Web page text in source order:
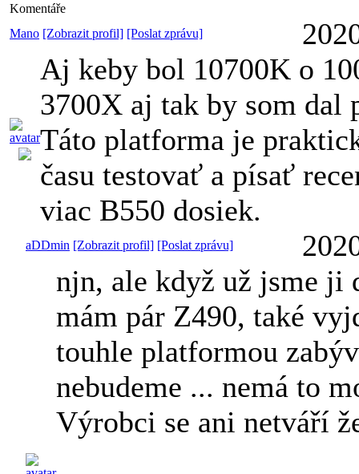
Komentáře
Mano [Zobrazit profil] [Poslat zprávu]
Aj keby bol 10700K o
3700X aj tak by som dal
Táto platforma je
času testovať a písať
viac B550 dosiek.
aDDmin [Zobrazit profil] [Poslat zprávu]
njn, ale když už jsme ji
mám pár Z490, také
touhle platformou
nebudeme ... nemá to
Výrobci se ani netváří